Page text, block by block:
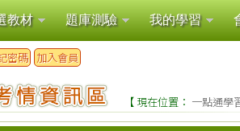
教材 題庫測驗 我的學習
密碼 加入會員
【 現在位置： 一點通學